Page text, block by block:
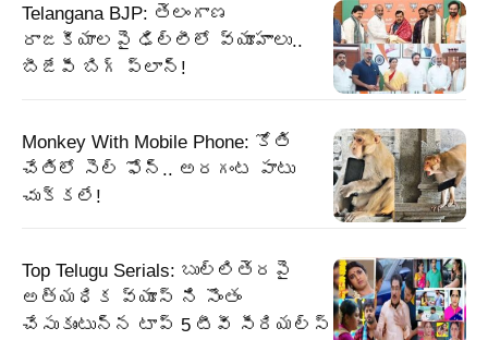
Telangana BJP: తెలంగాణ
రాజకీయాలపై ఢిల్లీలో వ్యూహాలు..
బీజేపీ బిగ్‌ ప్లాన్‌!
Monkey With Mobile Phone: కోతి
చేతిలో సెల్ ఫోన్.. అరగంట పాటు
చుక్కలే!
Top Telugu Serials: బుల్లితెరపై
అత్యధిక వ్యూస్ ని సొంతం
చేసుకుంటున్న టాప్ 5 టీవీ సీరియల్స్